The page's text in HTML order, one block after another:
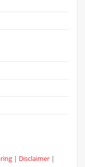
| Disclaimer |